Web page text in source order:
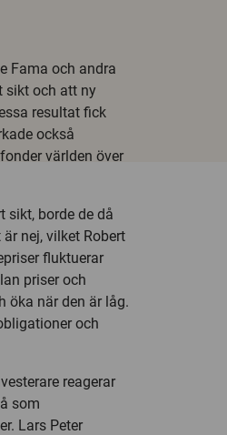
Fama och andra
sikt och att ny
resultat fick
också
världen över
sikt, borde de då
nej, vilket Robert
fluktuerar
priser och
öka när den är låg.
och
reagerar
som
Lars Peter